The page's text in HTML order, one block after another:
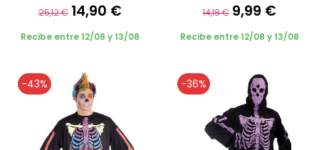
25,12 € 14,90 €
Recibe entre 12/08 y 13/08
14,18 € 9,99 €
Recibe entre 12/08 y 13/08
-43% -36%